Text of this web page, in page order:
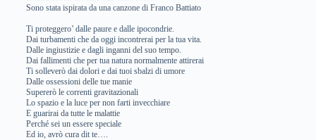
Sono stata ispirata da una canzone di Franco Battiato
Ti proteggero’ dalle paure e dalle ipocondrie.
Dai turbamenti che da oggi incontrerai per la tua vita.
Dalle ingiustizie e dagli inganni del suo tempo.
Dai fallimenti che per tua natura normalmente attirerai
Ti solleverò dai dolori e dai tuoi sbalzi di umore
Dalle ossessioni delle tue manie
Supererò le correnti gravitazionali
Lo spazio e la luce per non farti invecchiare
E guarirai da tutte le malattie
Perché sei un essere speciale
Ed io, avrò cura dit te….